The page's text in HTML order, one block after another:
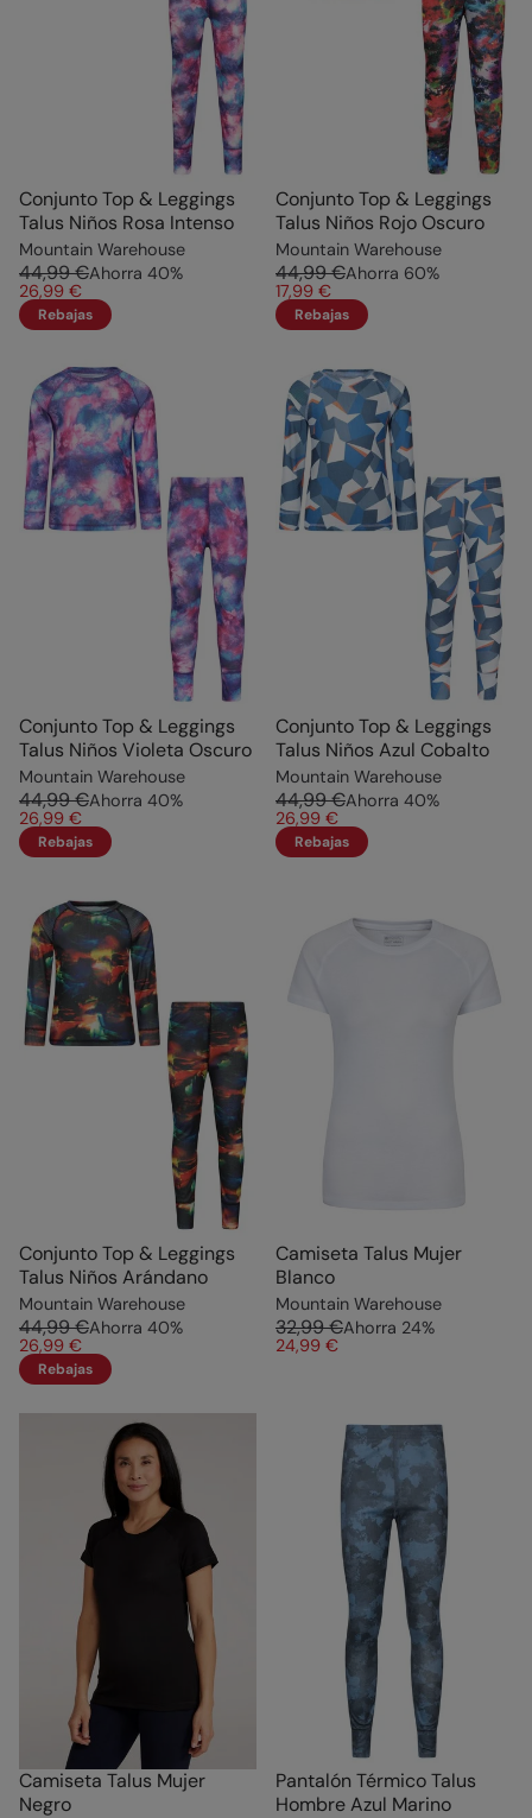
Conjunto Top & Leggings
Talus Niños Rosa Intenso
Mountain Warehouse
44,99 €Ahorra 40%
26,99 €
Rebajas
Conjunto Top & Leggings
Talus Niños Rojo Oscuro
Mountain Warehouse
44,99 €Ahorra 60%
17,99 €
Rebajas
Conjunto Top & Leggings
Talus Niños Violeta Oscuro
Mountain Warehouse
44,99 €Ahorra 40%
26,99 €
Rebajas
Conjunto Top & Leggings
Talus Niños Azul Cobalto
Mountain Warehouse
44,99 €Ahorra 40%
26,99 €
Rebajas
Conjunto Top & Leggings
Talus Niños Arándano
Mountain Warehouse
44,99 €Ahorra 40%
26,99 €
Rebajas
Camiseta Talus Mujer
Blanco
Mountain Warehouse
32,99 €Ahorra 24%
24,99 €
Camiseta Talus Mujer
Negro
Pantalón Térmico Talus
Hombre Azul Marino